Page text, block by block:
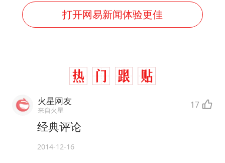
打开网易新闻体验更佳
火星网友
来自火星 17
经典评论
2014-12-16